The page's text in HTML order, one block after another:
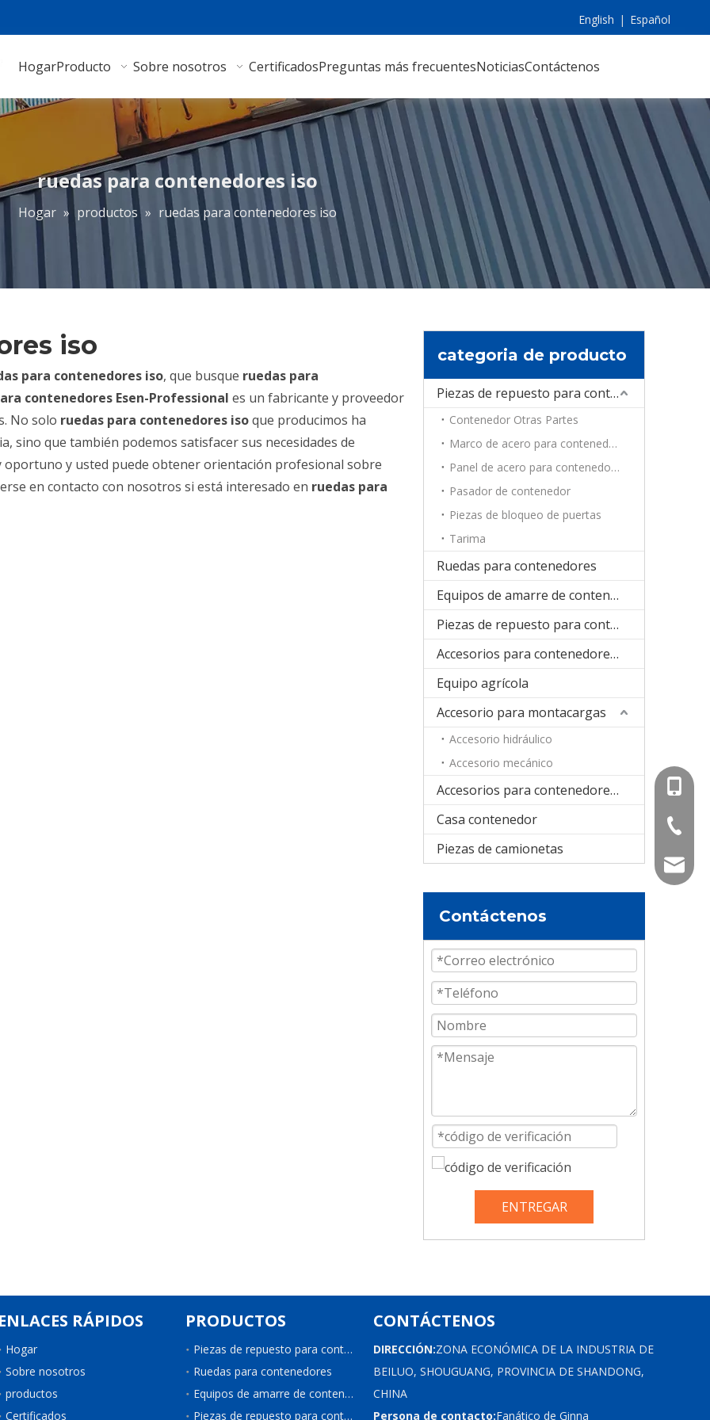
English | Español
HogarProducto Sobre nosotros CertificadosPreguntas más frecuentesNoticiasContáctenos
ruedas para contenedores iso
Hogar » productos » ruedas para contenedores iso
iso
para contenedores iso, que busque ruedas para
contenedores Esen-Professional es un fabricante y proveedor
No solo ruedas para contenedores isoque producimos ha
sino que también podemos satisfacer sus necesidades de
oportuno y usted puede obtener orientación profesional sobre
en contacto con nosotros si está interesado en ruedas para
categoria de producto
Piezas de repuesto para contenedores
Contenedor Otras Partes
Marco de acero para contenedores
Panel de acero para contenedores
Pasador de contenedor
Piezas de bloqueo de puertas
Tarima
Ruedas para contenedores
Equipos de amarre de contenedores
Piezas de repuesto para contenedores de refrigeración
Accesorios para contenedores plegables
Equipo agrícola
Accesorio para montacargas
Accesorio hidráulico
Accesorio mecánico
Accesorios para contenedores cisterna
Casa contenedor
Piezas de camionetas
Contáctenos
ENTREGAR
ENLACES RÁPIDOS
Hogar
Sobre nosotros
productos
Certificados
PRODUCTOS
Piezas de repuesto para contenedores
Ruedas para contenedores
Equipos de amarre de contenedores
Piezas de repuesto para contenedores de refrigeración
CONTÁCTENOS
DIRECCIÓN:ZONA ECONÓMICA DE LA INDUSTRIA DE
BEILUO, SHOUGUANG, PROVINCIA DE SHANDONG,
CHINA
Persona de contacto:Fanático de Ginna
+86-
+86-